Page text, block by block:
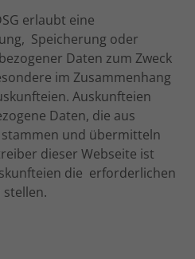
erlaubt eine
Speicherung oder
Daten zum Zweck
im Zusammenhang
Auskunfteien
Daten, die aus
und übermitteln
dieser Webseite ist
die erforderlichen